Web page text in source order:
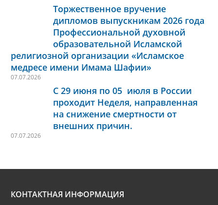
Торжественное вручение
дипломов выпускникам 2026 года
Профессиональной духовной
образовательной Исламской
религиозной организации «Исламское
медресе имени Имама Шафии»
07.07.2026
С 29 июня по 05 июля в России
проходит Неделя, направленная
на снижение смертности от
внешних причин.
07.07.2026
КОНТАКТНАЯ ИНФОРМАЦИЯ